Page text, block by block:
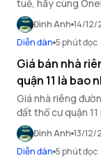
tuế, hãy cùng
bạn trong bài viết
Đình Anh 14/12/
Diễn đàn 5 phút đọc
Giá bán nhà
quận 11 là bao
Giá nhà riêng
đất thổ cư quận
đây nhé.
Đình Anh 13/12/
Diễn đàn 5 phút đọc